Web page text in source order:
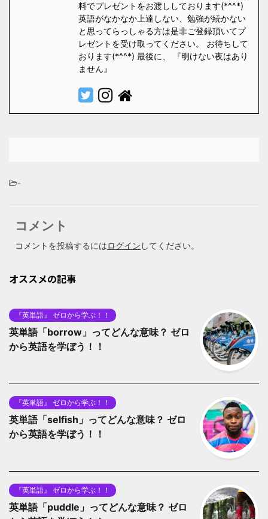
料でプレゼントをお渡ししております(*^^*)
英語がなかなか上達しない、勉強が続かない
と思ってらっしゃる方は是非ご登録頂いてプ
レゼントを受け取ってください。 お待ちして
おります(*^^*) 最後に、 『明けない夜はあり
ません』
-
コメント
コメントを投稿するにはログイン してください。
オススメの記事
『英単語』 ゼロから学ぶ！！
英単語「borrow」ってどんな意味？ ゼロ
から英語を学ぼう！！
『英単語』 ゼロから学ぶ！！
英単語「selfish」ってどんな意味？ ゼロ
から英語を学ぼう！！
『英単語』 ゼロから学ぶ！！
英単語「puddle」ってどんな意味？ ゼロ